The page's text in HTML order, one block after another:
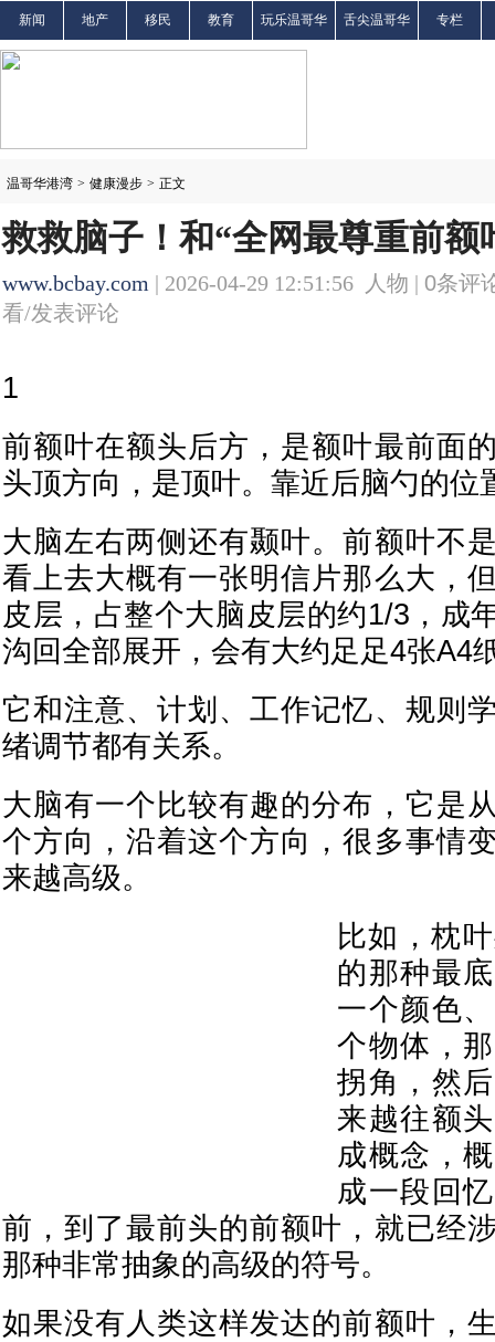
新闻 地产 移民 教育 玩乐温哥华 舌尖温哥华 专栏
温哥华港湾 > 健康漫步 > 正文
救救脑子！和“全网最尊重前额
www.bcbay.com | 2026-04-29 12:51:56 人物 | 0条评
看/发表评论
1
前额叶在额头后方，是额叶最前面
头顶方向，是顶叶。靠近后脑勺的位
大脑左右两侧还有颞叶。前额叶不
看上去大概有一张明信片那么大，
皮层，占整个大脑皮层的约1/3，成
沟回全部展开，会有大约足足4张A4
它和注意、计划、工作记忆、规则
绪调节都有关系。
大脑有一个比较有趣的分布，它是
个方向，沿着这个方向，很多事情
来越高级。
比如，枕
的那种最
一个颜色
个物体，
拐角，然
来越往额
成概念，
成一段回
前，到了最前头的前额叶，就已经
那种非常抽象的高级的符号。
如果没有人类这样发达的前额叶，